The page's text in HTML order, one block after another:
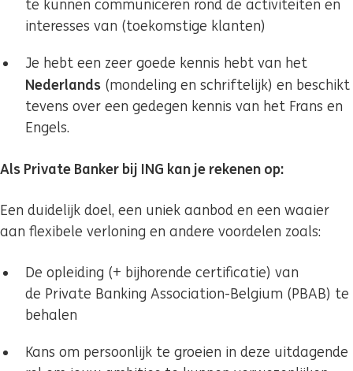
te kunnen communiceren rond de activiteiten en
interesses van (toekomstige klanten)
Je hebt een zeer goede kennis hebt van het
Nederlands (mondeling en schriftelijk) en beschikt
tevens over een gedegen kennis van het Frans en
Engels.
Als Private Banker bij ING kan je rekenen op:
Een duidelijk doel, een uniek aanbod en een waaier
aan flexibele verloning en andere voordelen zoals:
De opleiding (+ bijhorende certificatie) van
de Private Banking Association-Belgium (PBAB) te
behalen
Kans om persoonlijk te groeien in deze uitdagende